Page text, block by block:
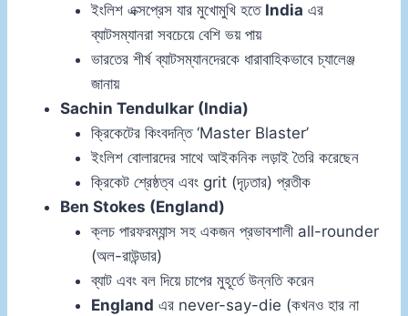
ইংলিশ এক্সপ্রেস যার মুখোমুখি হতে India এর
ব্যাটসম্যানরা সবচেয়ে বেশি ভয় পায়
ভারতের শীর্ষ ব্যাটসম্যানদেরকে ধারাবাহিকভাবে চ্যালেঞ্জ
জানায়
Sachin Tendulkar (India)
ক্রিকেটের কিংবদন্তি ‘Master Blaster’
ইংলিশ বোলারদের সাথে আইকনিক লড়াই তৈরি করেছেন
ক্রিকেট শ্রেষ্ঠত্ব এবং grit (দৃঢ়তার) প্রতীক
Ben Stokes (England)
ক্লচ পারফরম্যান্স সহ একজন প্রভাবশালী all-rounder
(অল-রাউন্ডার)
ব্যাট এবং বল দিয়ে চাপের মুহূর্তে উন্নতি করেন
England এর never-say-die (কখনও হার না